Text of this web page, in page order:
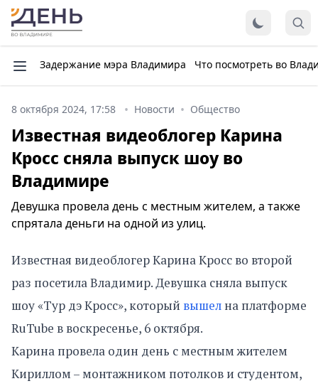
Задержание мэра Владимира Что посмотреть во
8 октября 2024, 17:58 Новости Общество
Известная видеоблогер Карина
Кросс сняла выпуск шоу во
Владимире
Девушка провела день с местным жителем, а также
спрятала деньги на одной из улиц.
Известная видеоблогер Карина Кросс во второй
раз посетила Владимир. Девушка сняла выпуск
шоу «Тур дэ Кросс», который вышел на платформе
RuTube в воскресенье, 6 октября.
Карина провела один день с местным жителем
Кириллом – монтажником потолков и студентом,